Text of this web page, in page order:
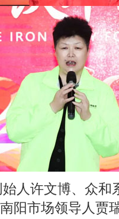
人许文博、众和
阳市场领导人贾